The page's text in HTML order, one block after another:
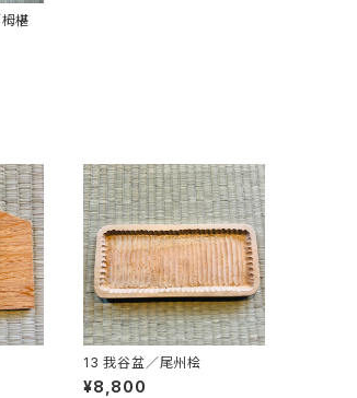
椹
13 我谷盆／尾州桧
¥8,800